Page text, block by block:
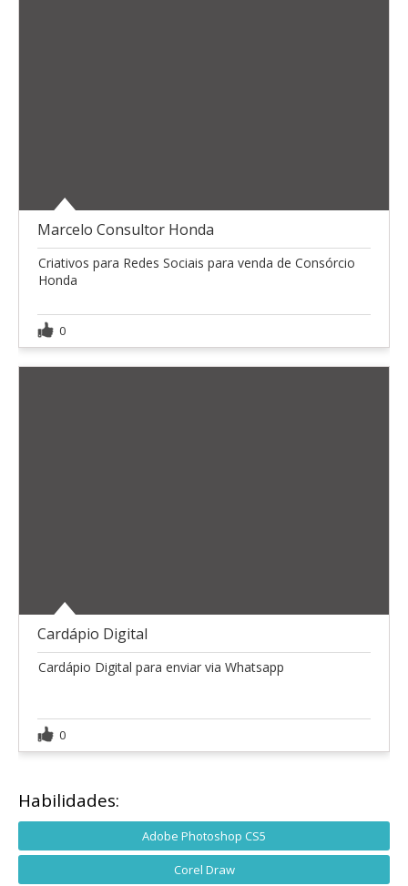
Marcelo Consultor Honda
Criativos para Redes Sociais para venda de Consórcio
Honda
0
Cardápio Digital
Cardápio Digital para enviar via Whatsapp
0
Habilidades:
Adobe Photoshop CS5
Corel Draw